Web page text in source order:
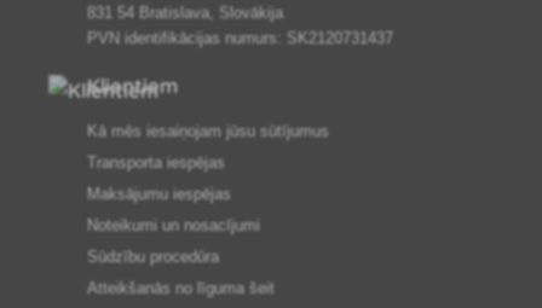
831 54 Bratislava, Slovākija
PVN identifikācijas numurs: SK2120731437
Klientiem
Kā mēs iesaiņojam jūsu sūtījumus
Transporta iespējas
Maksājumu iespējas
Noteikumi un nosacījumi
Sūdzību procedūra
Atteikšanās no līguma šeit